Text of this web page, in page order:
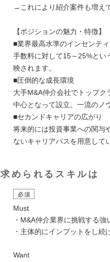
→これにより紹介案件も増え
【ポジションの魅力・特徴】
■業界最高水準のインセンテ
手数料に対して15～25%とい
映されます。
■圧倒的な成長環境
大手M&A仲介会社でトップ
中心となって設立。一流のノ
■セカンドキャリアの広がり
将来的には投資事業への関与
ないキャリアパスを用意して
求められるスキルは
必須
Must
・M&A仲介業界に挑戦する
・主体的にインプットをし続
Want